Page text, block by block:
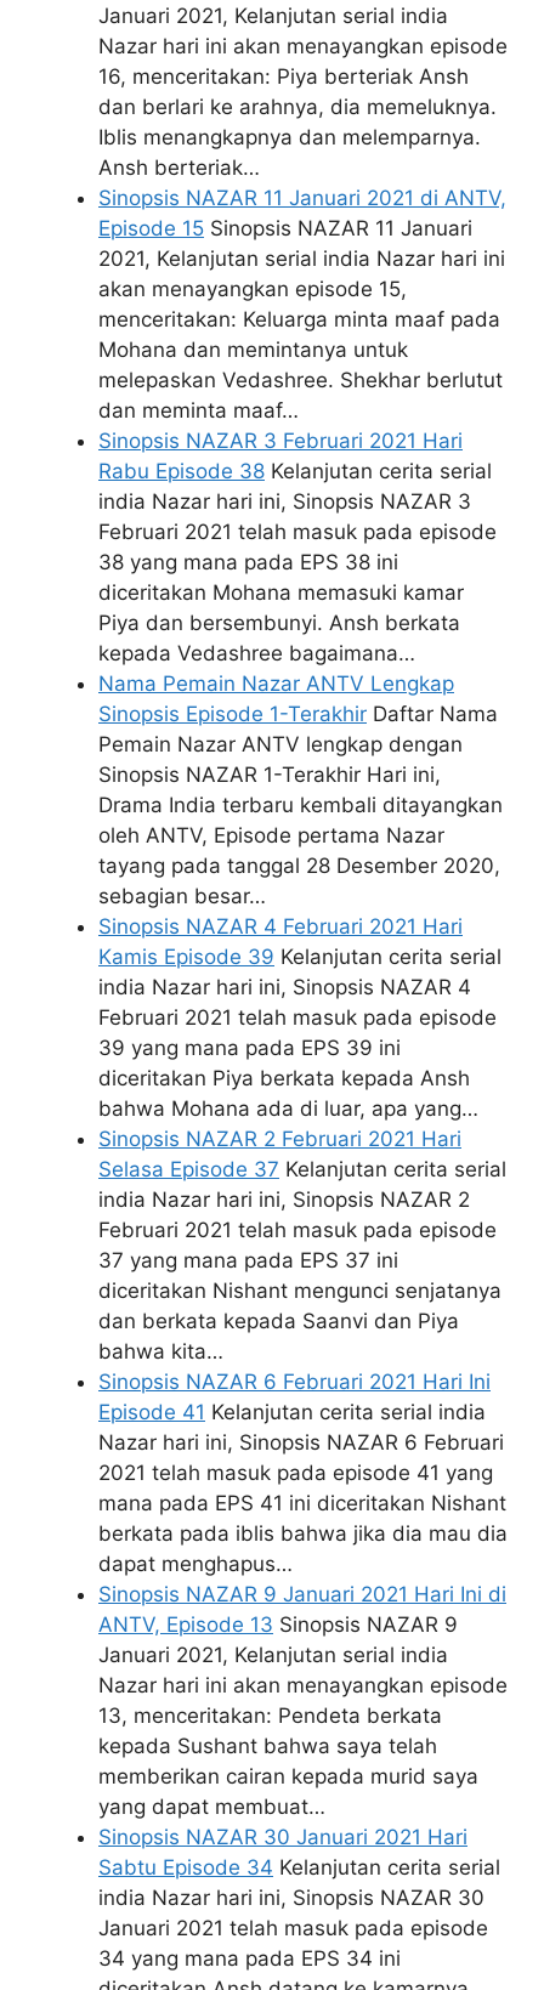
Januari 2021, Kelanjutan serial india
Nazar hari ini akan menayangkan episode
16, menceritakan: Piya berteriak Ansh
dan berlari ke arahnya, dia memeluknya.
Iblis menangkapnya dan melemparnya.
Ansh berteriak…
Sinopsis NAZAR 11 Januari 2021 di ANTV,
Episode 15 Sinopsis NAZAR 11 Januari
2021, Kelanjutan serial india Nazar hari ini
akan menayangkan episode 15,
menceritakan: Keluarga minta maaf pada
Mohana dan memintanya untuk
melepaskan Vedashree. Shekhar berlutut
dan meminta maaf…
Sinopsis NAZAR 3 Februari 2021 Hari
Rabu Episode 38 Kelanjutan cerita serial
india Nazar hari ini, Sinopsis NAZAR 3
Februari 2021 telah masuk pada episode
38 yang mana pada EPS 38 ini
diceritakan Mohana memasuki kamar
Piya dan bersembunyi. Ansh berkata
kepada Vedashree bagaimana…
Nama Pemain Nazar ANTV Lengkap
Sinopsis Episode 1-Terakhir Daftar Nama
Pemain Nazar ANTV lengkap dengan
Sinopsis NAZAR 1-Terakhir Hari ini,
Drama India terbaru kembali ditayangkan
oleh ANTV, Episode pertama Nazar
tayang pada tanggal 28 Desember 2020,
sebagian besar…
Sinopsis NAZAR 4 Februari 2021 Hari
Kamis Episode 39 Kelanjutan cerita serial
india Nazar hari ini, Sinopsis NAZAR 4
Februari 2021 telah masuk pada episode
39 yang mana pada EPS 39 ini
diceritakan Piya berkata kepada Ansh
bahwa Mohana ada di luar, apa yang…
Sinopsis NAZAR 2 Februari 2021 Hari
Selasa Episode 37 Kelanjutan cerita serial
india Nazar hari ini, Sinopsis NAZAR 2
Februari 2021 telah masuk pada episode
37 yang mana pada EPS 37 ini
diceritakan Nishant mengunci senjatanya
dan berkata kepada Saanvi dan Piya
bahwa kita…
Sinopsis NAZAR 6 Februari 2021 Hari Ini
Episode 41 Kelanjutan cerita serial india
Nazar hari ini, Sinopsis NAZAR 6 Februari
2021 telah masuk pada episode 41 yang
mana pada EPS 41 ini diceritakan Nishant
berkata pada iblis bahwa jika dia mau dia
dapat menghapus…
Sinopsis NAZAR 9 Januari 2021 Hari Ini di
ANTV, Episode 13 Sinopsis NAZAR 9
Januari 2021, Kelanjutan serial india
Nazar hari ini akan menayangkan episode
13, menceritakan: Pendeta berkata
kepada Sushant bahwa saya telah
memberikan cairan kepada murid saya
yang dapat membuat…
Sinopsis NAZAR 30 Januari 2021 Hari
Sabtu Episode 34 Kelanjutan cerita serial
india Nazar hari ini, Sinopsis NAZAR 30
Januari 2021 telah masuk pada episode
34 yang mana pada EPS 34 ini